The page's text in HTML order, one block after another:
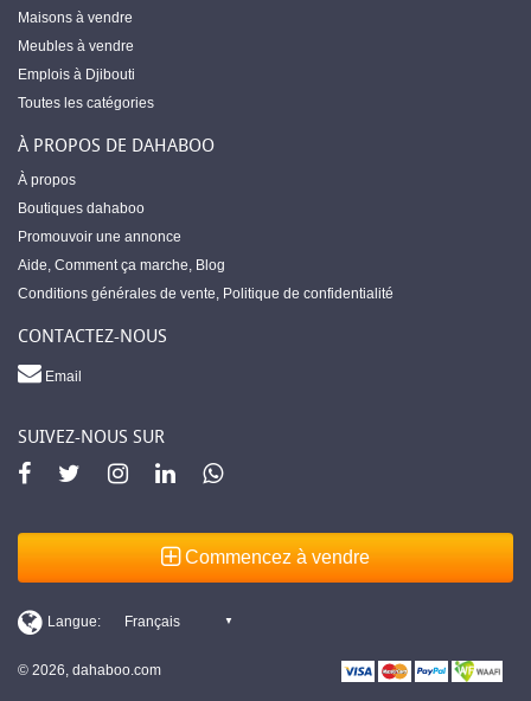
Maisons à vendre
Meubles à vendre
Emplois à Djibouti
Toutes les catégories
À PROPOS DE DAHABOO
À propos
Boutiques dahaboo
Promouvoir une annonce
Aide, Comment ça marche, Blog
Conditions générales de vente, Politique de confidentialité
CONTACTEZ-NOUS
Email
SUIVEZ-NOUS SUR
Commencez à vendre
© 2026, dahaboo.com